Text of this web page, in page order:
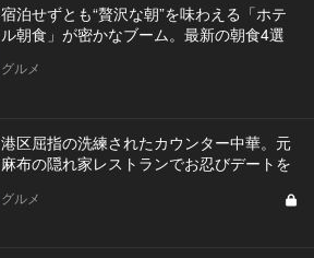
宿泊せずとも“贅沢な朝”を味わえる「ホテ
ル朝食」が密かなブーム。最新の朝食4選
グルメ
港区屈指の洗練されたカウンター中華。元
麻布の隠れ家レストランでお忍びデートを
グルメ